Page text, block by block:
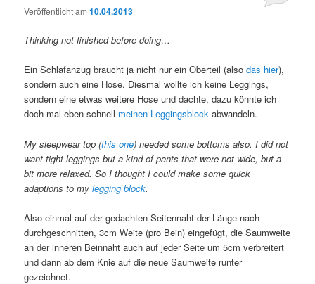
Veröffentlicht am10.04.2013
Thinking not finished before doing…
Ein Schlafanzug braucht ja nicht nur ein Oberteil (alsodas hier),
sondern auch eine Hose. Diesmal wollte ich keine Leggings,
sondern eine etwas weitere Hose und dachte, dazu könnte ich
doch mal eben schnell meinen Leggingsblock abwandeln.
My sleepwear top (this one) needed some bottoms also. I did not
want tight leggings but a kind of pants that were not wide, but a
bit more relaxed. So I thought I could make some quick
adaptions to mylegging block.
Also einmal auf der gedachten Seitennaht der Länge nach
durchgeschnitten, 3cm Weite (pro Bein) eingefügt, die Saumweite
an der inneren Beinnaht auch auf jeder Seite um 5cm verbreitert
und dann ab dem Knie auf die neue Saumweite runter
gezeichnet.